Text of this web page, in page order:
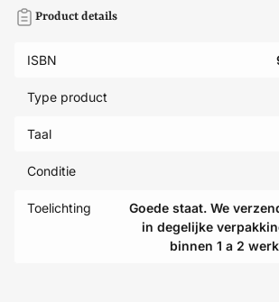
Product details
ISBN
Type product
Taal
Conditie
Toelichting
Goede staat. We
in degelijke
binnen 1 a 2